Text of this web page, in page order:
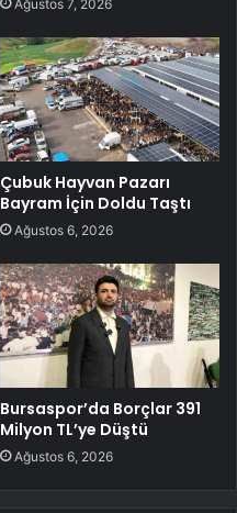
Ağustos 7, 2026
Çubuk Hayvan Pazarı
Bayram İçin Doldu Taştı
Ağustos 6, 2026
Bursaspor’da Borçlar 391
Milyon TL’ye Düştü
Ağustos 6, 2026